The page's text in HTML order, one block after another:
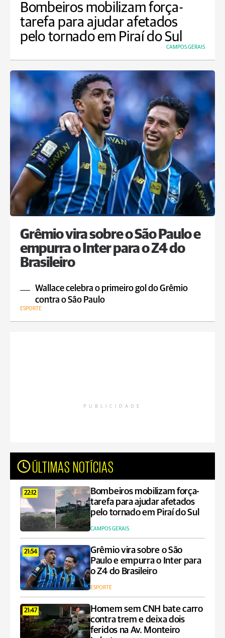
Bombeiros mobilizam força-
tarefa para ajudar afetados
pelo tornado em Piraí do Sul
CAMPOS GERAIS
Grêmio vira sobre o São Paulo e
empurra o Inter para o Z4 do
Brasileiro
Wallace celebra o primeiro gol do Grêmio
contra o São Paulo
ESPORTE
PUBLICIDADE
ÚLTIMAS NOTÍCIAS
22:12
Bombeiros mobilizam força-
tarefa para ajudar afetados
pelo tornado em Piraí do Sul
CAMPOS GERAIS
21:54
Grêmio vira sobre o São
Paulo e empurra o Inter para
o Z4 do Brasileiro
ESPORTE
21:47
Homem sem CNH bate carro
contra trem e deixa dois
feridos na Av. Monteiro